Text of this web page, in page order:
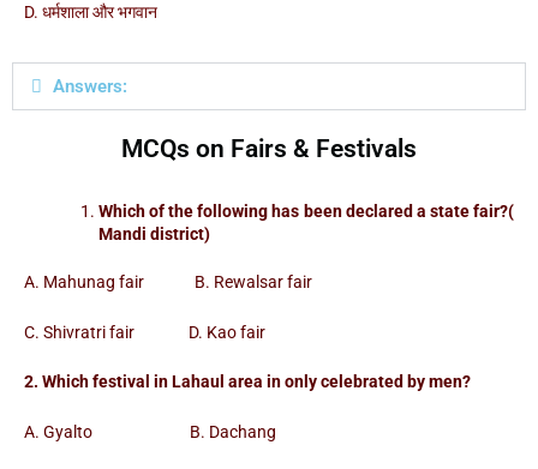
D. धर्मशाला और भगवान
Answers:
MCQs on Fairs & Festivals
Which of the following has been declared a state fair?(
Mandi district)
A. Mahunag fair B. Rewalsar fair
C. Shivratri fair D. Kao fair
2. Which festival in Lahaul area in only celebrated by men?
A. Gyalto B. Dachang